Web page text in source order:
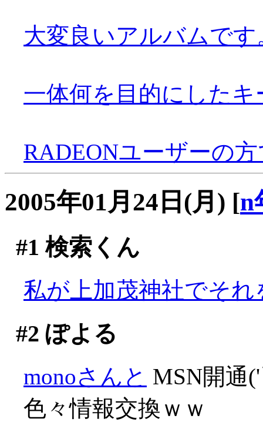
大変良いアルバムで
一体何を目的にした
RADEONユーザーの
2005年01月24日(月) [n
#1 検索くん
私が上加茂神社でそ
#2 ぽよる
monoさんと MSN開通
色々情報交換ｗｗ